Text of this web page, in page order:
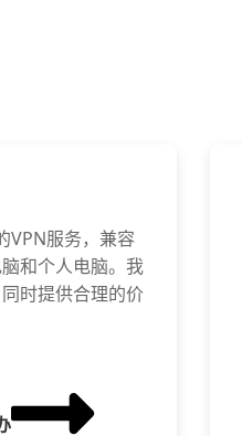
VPN服务，兼容
和个人电脑。我
时提供合理的价